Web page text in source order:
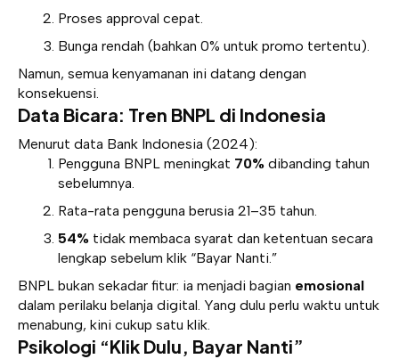
Proses approval cepat.
Bunga rendah (bahkan 0% untuk promo tertentu).
Namun, semua kenyamanan ini datang dengan
konsekuensi.
Data Bicara: Tren BNPL di Indonesia
Menurut data Bank Indonesia (2024):
Pengguna BNPL meningkat 70% dibanding tahun
sebelumnya.
Rata-rata pengguna berusia 21–35 tahun.
54% tidak membaca syarat dan ketentuan secara
lengkap sebelum klik “Bayar Nanti.”
BNPL bukan sekadar fitur: ia menjadi bagian emosional
dalam perilaku belanja digital. Yang dulu perlu waktu untuk
menabung, kini cukup satu klik.
Psikologi “Klik Dulu, Bayar Nanti”